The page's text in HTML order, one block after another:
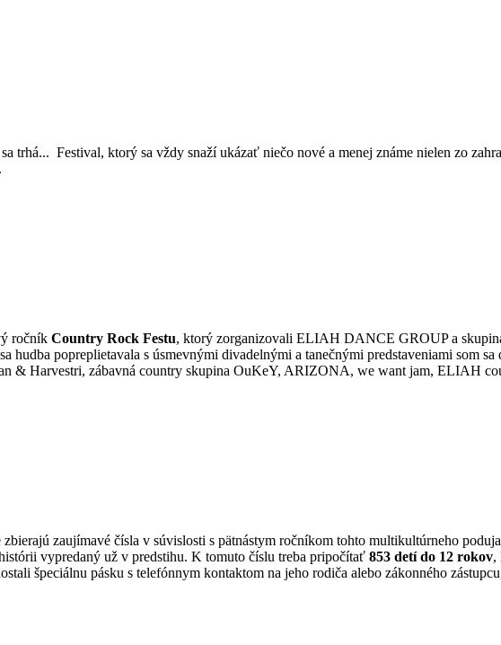
trhá... Festival, ktorý sa vždy snaží ukázať niečo nové a menej známe nielen zo
ročník Country Rock Festu, ktorý zorganizovali ELIAH DANCE GROUP a
popreplietavala s úsmevnými divadelnými a tanečnými predstaveniami som sa
& Harvestri, zábavná country skupina OuKeY, ARIZONA, we want jam, ELIAH
zaujímavé čísla v súvislosti s pätnástym ročníkom tohto multikultúrneho
vypredaný už v predstihu. K tomuto číslu treba pripočítať 853 detí do 12 rokov,
špeciálnu pásku s telefónnym kontaktom na jeho rodiča alebo zákonného